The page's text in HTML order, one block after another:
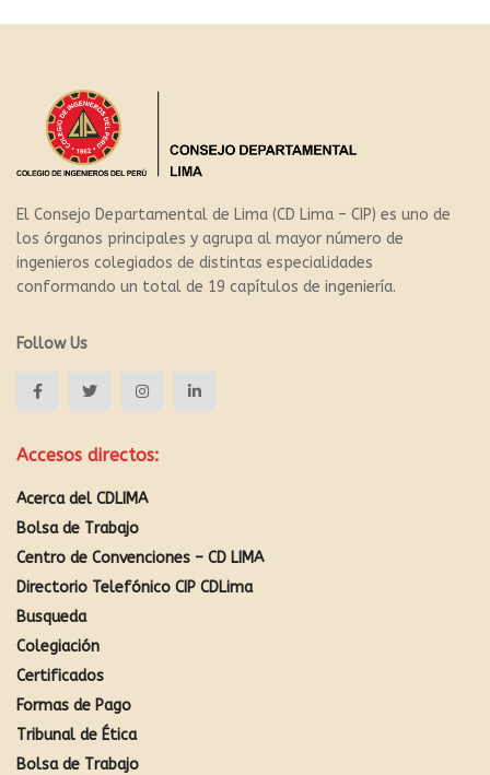
El Consejo Departamental de Lima (CD Lima – CIP) es uno de
los órganos principales y agrupa al mayor número de
ingenieros colegiados de distintas especialidades
conformando un total de 19 capítulos de ingeniería.
Follow Us
Accesos directos:
Acerca del CDLIMA
Bolsa de Trabajo
Centro de Convenciones – CD LIMA
Directorio Telefónico CIP CDLima
Busqueda
Colegiación
Certificados
Formas de Pago
Tribunal de Ética
Bolsa de Trabajo